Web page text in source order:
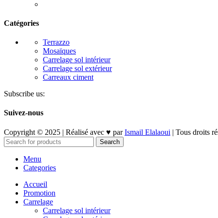
Catégories
Terrazzo
Mosaïques
Carrelage sol intérieur
Carrelage sol extérieur
Carreaux ciment
Subscribe us:
Suivez-nous
Copyright © 2025 | Réalisé avec ♥ parIsmail Elalaoui | Tous droits
Search
Menu
Categories
Accueil
Promotion
Carrelage
Carrelage sol intérieur